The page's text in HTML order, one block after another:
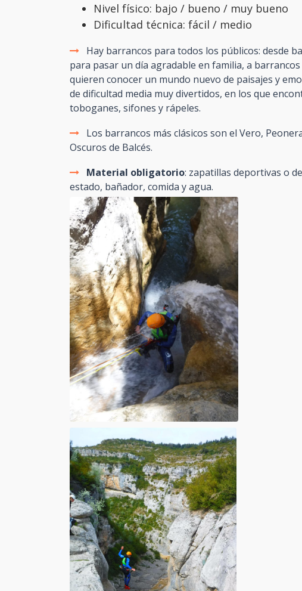
Nivel físico: bajo / bueno / muy bueno
Dificultad técnica: fácil / medio
Hay barrancos para todos los públicos: desde
para pasar un día agradable en familia, a
quieren conocer un mundo nuevo de paisajes y
de dificultad media muy divertidos, en los que
toboganes, sifones y rápeles.
Los barrancos más clásicos son el Vero,
Oscuros de Balcés.
Material obligatorio: zapatillas deportivas o
estado, bañador, comida y agua.